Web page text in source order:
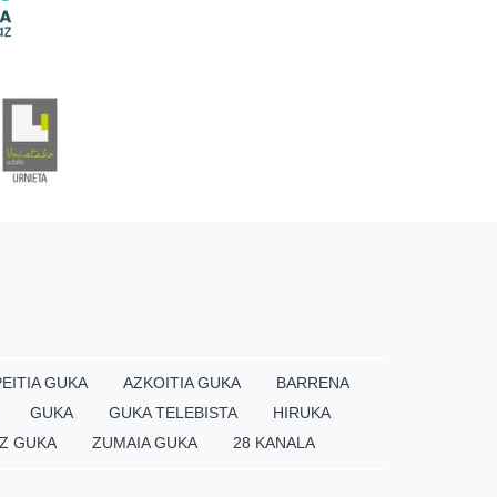
GUKA AZKOITIA GUKA
BARRENA
GUKA GUKA TELEBISTA
HIRUKA
GUKA ZUMAIA GUKA 28 KANALA